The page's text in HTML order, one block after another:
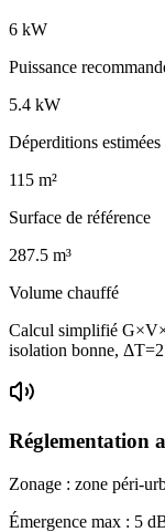
6 kW
Puissance
5.4 kW
Déperditions estimées
115 m²
Surface de référence
287.5 m³
Volume chauffé
Calcul simplifié
isolation bonne,
Réglementation
Zonage : zone péri-
Émergence max : 5